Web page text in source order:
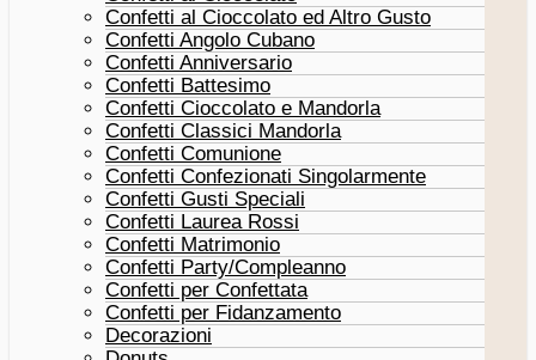
Confetti al Cioccolato ed Altro Gusto
Confetti Angolo Cubano
Confetti Anniversario
Confetti Battesimo
Confetti Cioccolato e Mandorla
Confetti Classici Mandorla
Confetti Comunione
Confetti Confezionati Singolarmente
Confetti Gusti Speciali
Confetti Laurea Rossi
Confetti Matrimonio
Confetti Party/Compleanno
Confetti per Confettata
Confetti per Fidanzamento
Decorazioni